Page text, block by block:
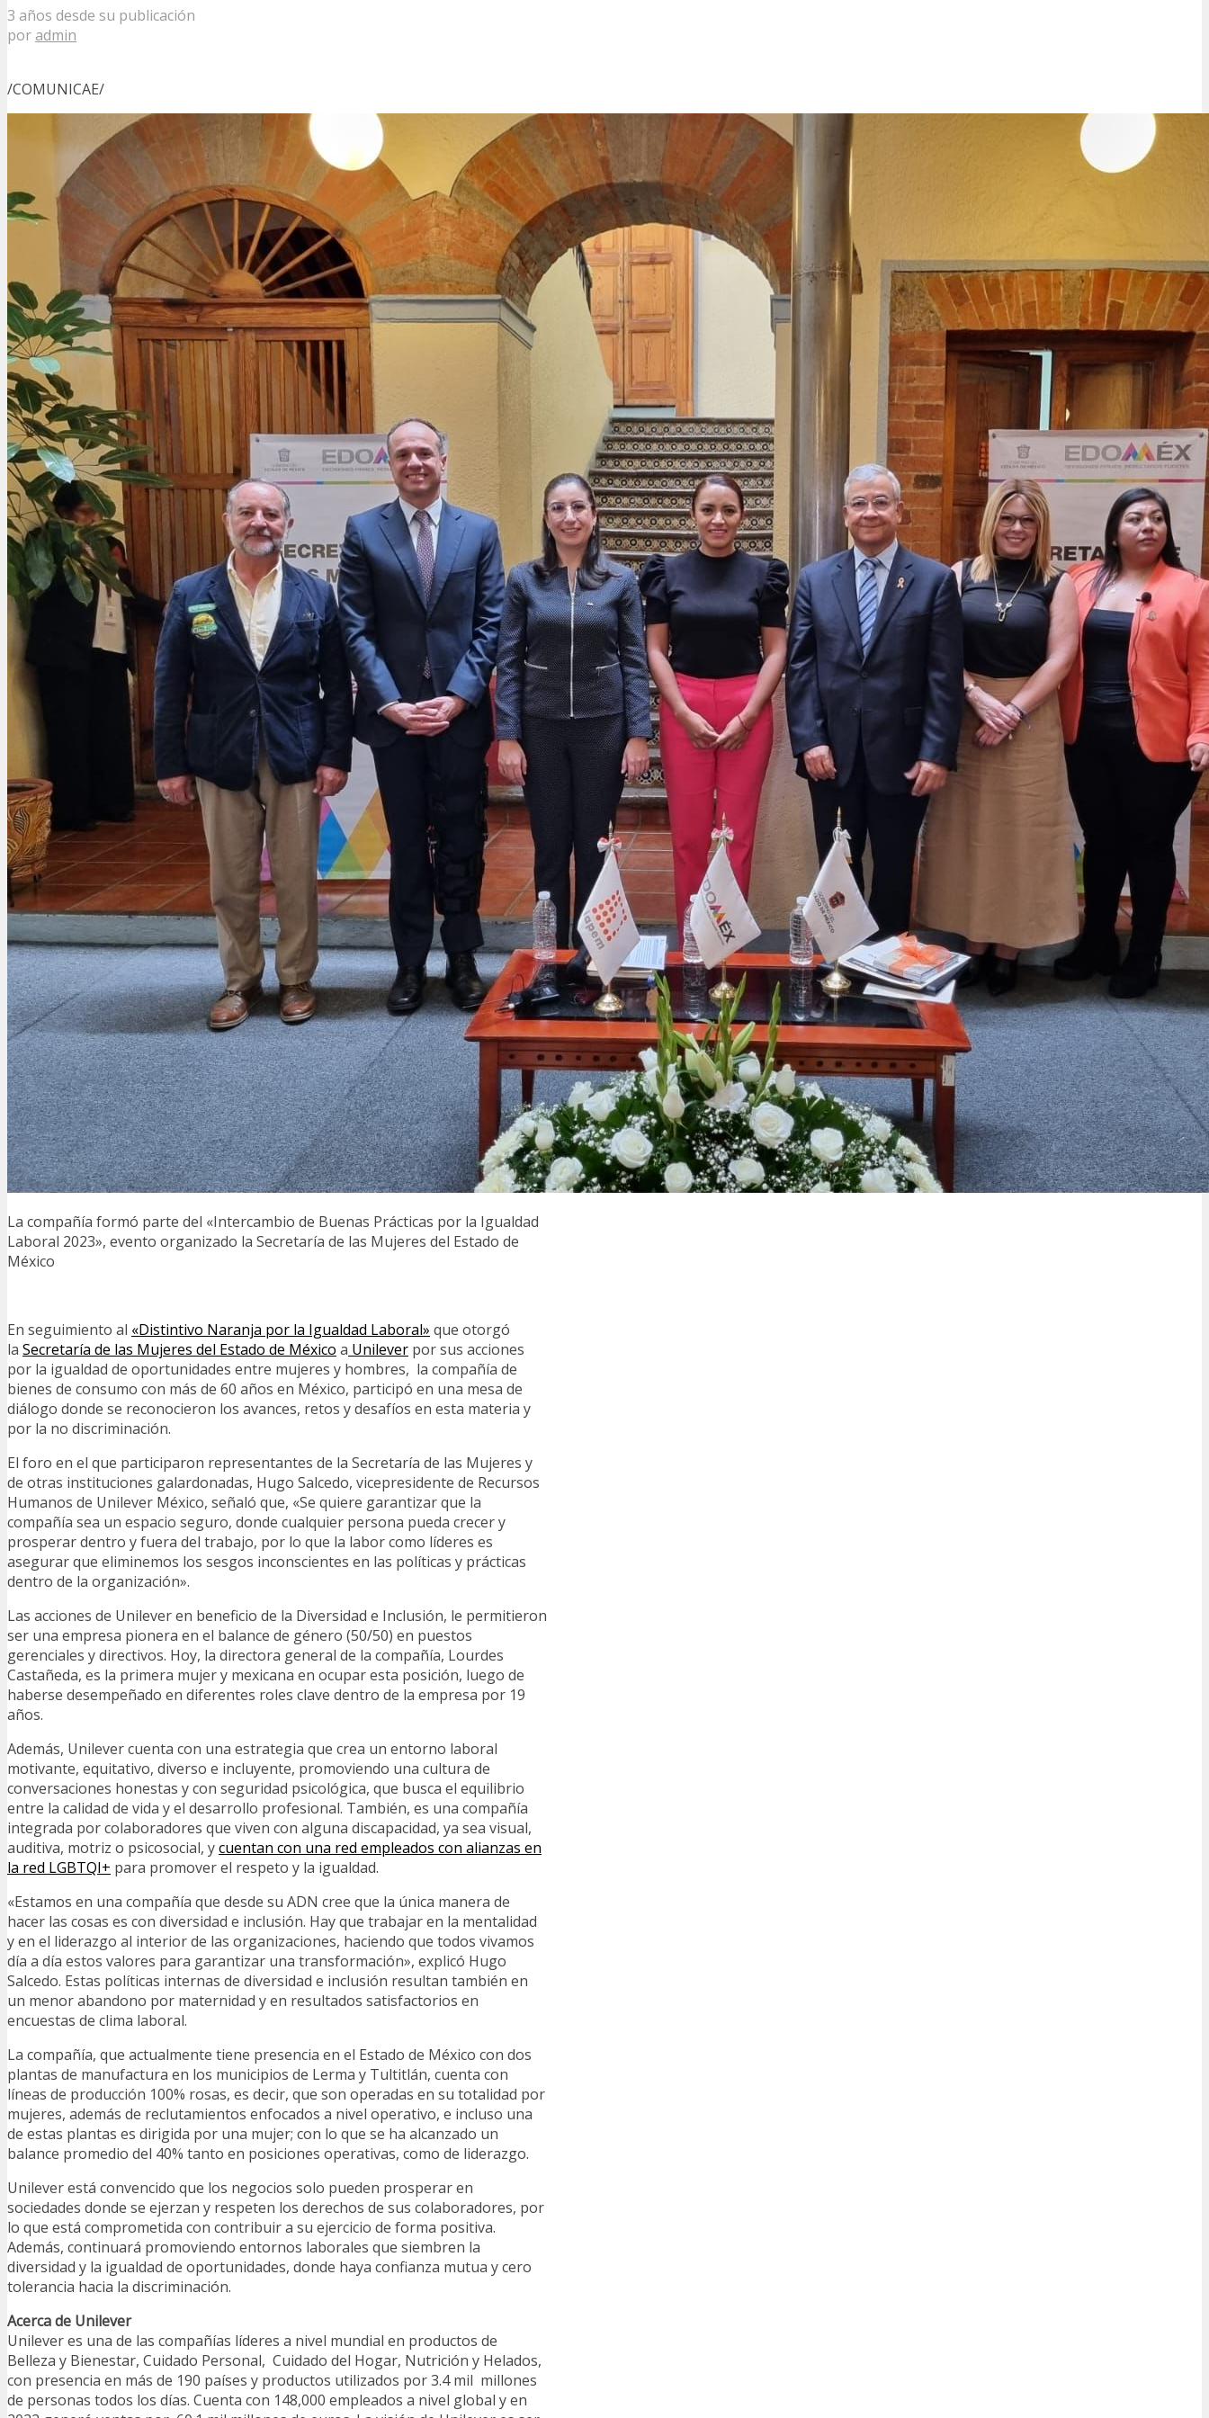
3 años desde su publicación
poradmin
/COMUNICAE/
La compañía formó parte del «Intercambio de Buenas Prácticas por la Igualdad
Laboral 2023», evento organizado la Secretaría de las Mujeres del Estado de
México
En seguimiento al «Distintivo Naranja por la Igualdad Laboral» que otorgó
la Secretaría de las Mujeres del Estado de México a Unilever por sus acciones
por la igualdad de oportunidades entre mujeres y hombres, la compañía de
bienes de consumo con más de 60 años en México, participó en una mesa de
diálogo donde se reconocieron los avances, retos y desafíos en esta materia y
por la no discriminación.
El foro en el que participaron representantes de la Secretaría de las Mujeres y
de otras instituciones galardonadas, Hugo Salcedo, vicepresidente de Recursos
Humanos de Unilever México, señaló que, «Se quiere garantizar que la
compañía sea un espacio seguro, donde cualquier persona pueda crecer y
prosperar dentro y fuera del trabajo, por lo que la labor como líderes es
asegurar que eliminemos los sesgos inconscientes en las políticas y prácticas
dentro de la organización».
Las acciones de Unilever en beneficio de la Diversidad e Inclusión, le permitieron
ser una empresa pionera en el balance de género (50/50) en puestos
gerenciales y directivos. Hoy, la directora general de la compañía, Lourdes
Castañeda, es la primera mujer y mexicana en ocupar esta posición, luego de
haberse desempeñado en diferentes roles clave dentro de la empresa por 19
años.
Además, Unilever cuenta con una estrategia que crea un entorno laboral
motivante, equitativo, diverso e incluyente, promoviendo una cultura de
conversaciones honestas y con seguridad psicológica, que busca el equilibrio
entre la calidad de vida y el desarrollo profesional. También, es una compañía
integrada por colaboradores que viven con alguna discapacidad, ya sea visual,
auditiva, motriz o psicosocial, ycuentan con una red empleados con alianzas en
la red LGBTQI+ para promover el respeto y la igualdad.
«Estamos en una compañía que desde su ADN cree que la única manera de
hacer las cosas es con diversidad e inclusión. Hay que trabajar en la mentalidad
y en el liderazgo al interior de las organizaciones, haciendo que todos vivamos
día a día estos valores para garantizar una transformación», explicó Hugo
Salcedo. Estas políticas internas de diversidad e inclusión resultan también en
un menor abandono por maternidad y en resultados satisfactorios en
encuestas de clima laboral.
La compañía, que actualmente tiene presencia en el Estado de México con dos
plantas de manufactura en los municipios de Lerma y Tultitlán, cuenta con
líneas de producción 100% rosas, es decir, que son operadas en su totalidad por
mujeres, además de reclutamientos enfocados a nivel operativo, e incluso una
de estas plantas es dirigida por una mujer; con lo que se ha alcanzado un
balance promedio del 40% tanto en posiciones operativas, como de liderazgo.
Unilever está convencido que los negocios solo pueden prosperar en
sociedades donde se ejerzan y respeten los derechos de sus colaboradores, por
lo que está comprometida con contribuir a su ejercicio de forma positiva.
Además, continuará promoviendo entornos laborales que siembren la
diversidad y la igualdad de oportunidades, donde haya confianza mutua y cero
tolerancia hacia la discriminación.
Acerca de Unilever
Unilever es una de las compañías líderes a nivel mundial en productos de
Belleza y Bienestar, Cuidado Personal, Cuidado del Hogar, Nutrición y Helados,
con presencia en más de 190 países y productos utilizados por 3.4 mil millones
de personas todos los días. Cuenta con 148,000 empleados a nivel global y en